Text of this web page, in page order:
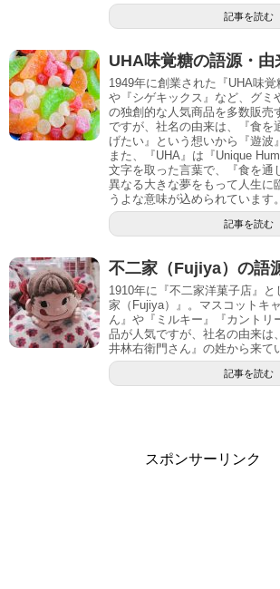
記事を読む
UHA味覚糖の語源・由
1949年に創業された『UHA味覚
や『シゲキックス』など、グミ
の独創的な人気商品を多数販売
ですが、社名の由来は、『食を
げたい』という想いから『遊波
また、『UHA』は『Unique
文字を取った言葉で、『食を通
異なる大きな夢をもって人生に
うよな意味が込められています。
記事を読む
不二家（Fujiya）の語
1910年に『不二家洋菓子店』
家（Fujiya）』。マスコットキ
ん』や『ミルキー』『カントリ
品が人気ですが、社名の由来は
井林右衛門さん』の姓から来て
記事を読む
スポンサーリンク